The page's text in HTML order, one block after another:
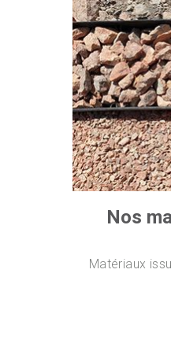
Nos
Matériaux